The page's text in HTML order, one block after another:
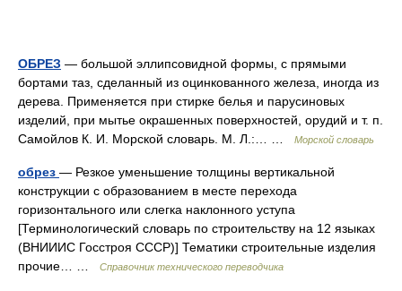
ОБРЕЗ — большой эллипсовидной формы, с прямыми
бортами таз, сделанный из оцинкованного железа, иногда из
дерева. Применяется при стирке белья и парусиновых
изделий, при мытье окрашенных поверхностей, орудий и т. п.
Самойлов К. И. Морской словарь. М. Л.:… …
Морской словарь
обрез — Резкое уменьшение толщины вертикальной
конструкции с образованием в месте перехода
горизонтального или слегка наклонного уступа
[Терминологический словарь по строительству на 12 языках
(ВНИИИС Госстроя СССР)] Тематики строительные изделия
прочие… …
Справочник технического переводчика